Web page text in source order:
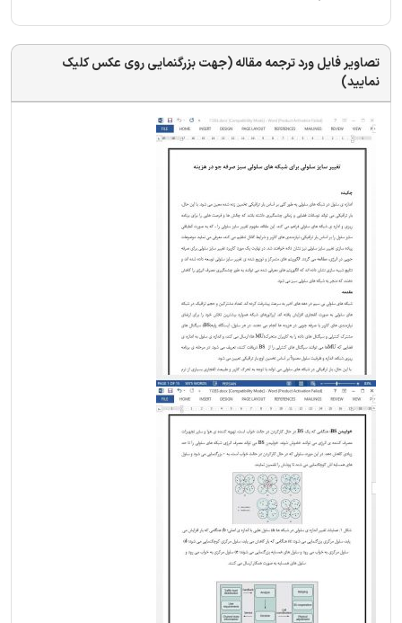
تصاویر فایل ورد ترجمه مقاله (جهت بزرگنمایی روی عکس کلیک
نمایید)